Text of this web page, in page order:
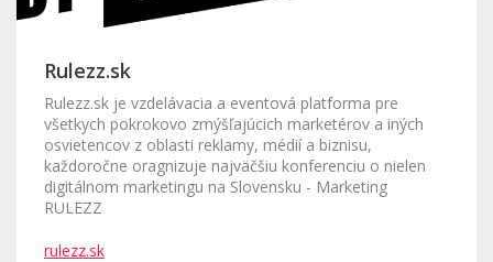
Rulezz.sk
Rulezz.sk je vzdelávacia a eventová platforma pre
všetkych pokrokovo zmýšľajúcich marketérov a iných
osvietencov z oblasti reklamy, médií a biznisu,
každoročne oragnizuje najväčšiu konferenciu o nielen
digitálnom marketingu na Slovensku - Marketing
RULEZZ
rulezz.sk